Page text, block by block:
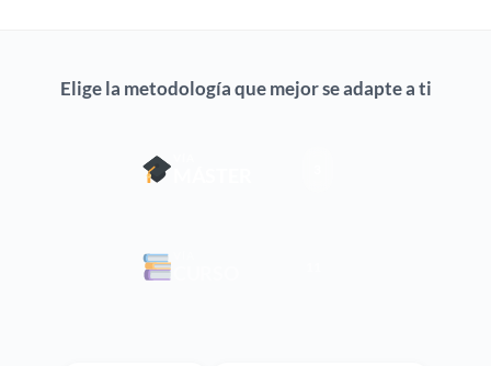
Elige la metodología que mejor se adapte a ti